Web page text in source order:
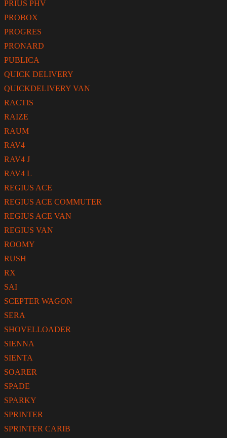
PRIUS PHV
PROBOX
PROGRES
PRONARD
PUBLICA
QUICK DELIVERY
QUICKDELIVERY VAN
RACTIS
RAIZE
RAUM
RAV4
RAV4 J
RAV4 L
REGIUS ACE
REGIUS ACE COMMUTER
REGIUS ACE VAN
REGIUS VAN
ROOMY
RUSH
RX
SAI
SCEPTER WAGON
SERA
SHOVELLOADER
SIENNA
SIENTA
SOARER
SPADE
SPARKY
SPRINTER
SPRINTER CARIB